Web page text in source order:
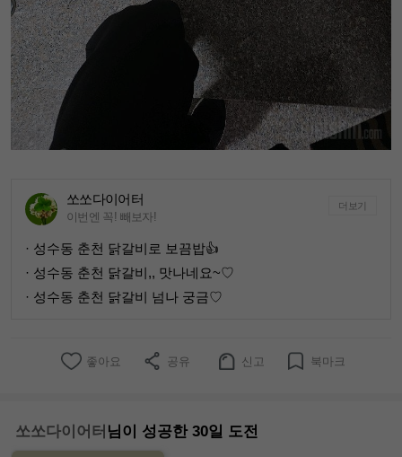
쏘쏘다이어터
이번엔 꼭! 빼보자!
더보기
· 성수동 춘천 닭갈비로 보끔밥👍
· 성수동 춘천 닭갈비,, 맛나네요~♡
· 성수동 춘천 닭갈비 넘나 궁금♡
좋아요 공유 신고 북마크
쏘쏘다이어터 님이 성공한 30일 도전